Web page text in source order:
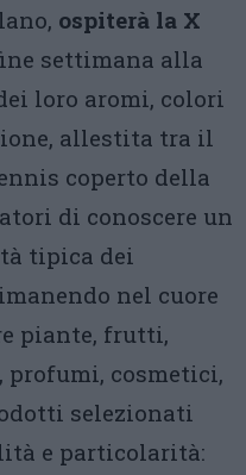
ospiterà la X
settimana alla
loro aromi, colori
allestita tra il
coperto della
di conoscere un
tipica dei
nel cuore
piante, frutti,
profumi, cosmetici,
selezionati
e particolarità: